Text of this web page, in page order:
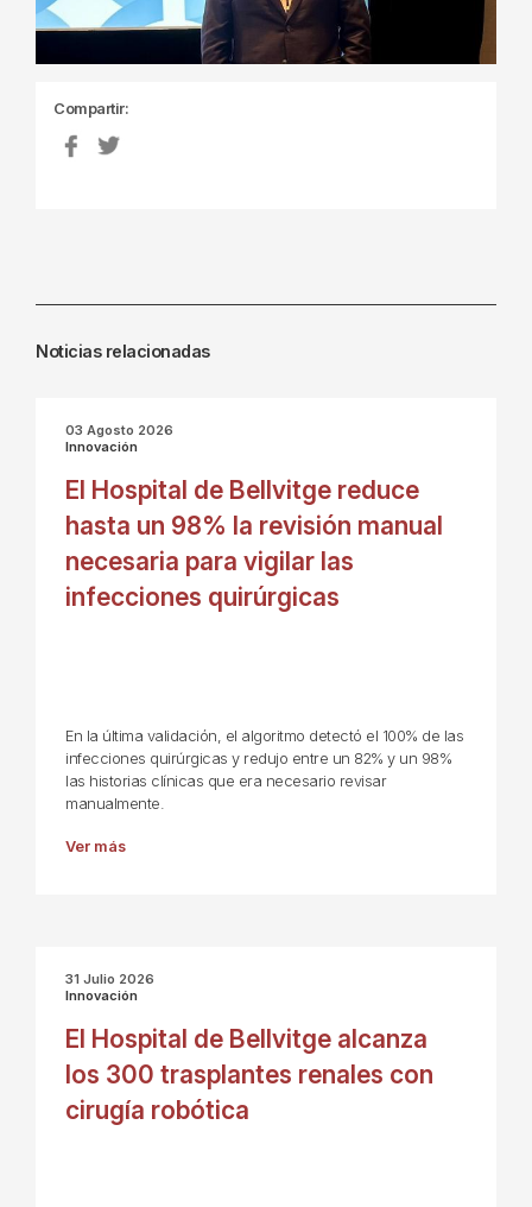
Compartir:
Noticias relacionadas
03 Agosto 2026
Innovación
El Hospital de Bellvitge reduce
hasta un 98% la revisión manual
necesaria para vigilar las
infecciones quirúrgicas
En la última validación, el algoritmo detectó el 100% de las
infecciones quirúrgicas y redujo entre un 82% y un 98%
las historias clínicas que era necesario revisar
manualmente.
Ver más
31 Julio 2026
Innovación
El Hospital de Bellvitge alcanza
los 300 trasplantes renales con
cirugía robótica